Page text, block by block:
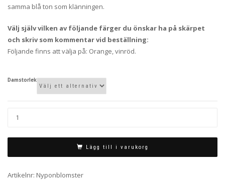
samma blå ton som klänningen.
Välj själv vilken av följande färger du önskar ha på skärpet
och skriv som kommentar vid beställning:
Följande finns att välja på: Orange, vinröd.
Damstorlek
Lägg till i varukorg
Artikelnr: Nyponblomster